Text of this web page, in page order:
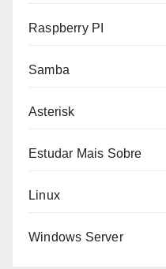
Raspberry PI
Samba
Asterisk
Estudar Mais Sobre
Linux
Windows Server